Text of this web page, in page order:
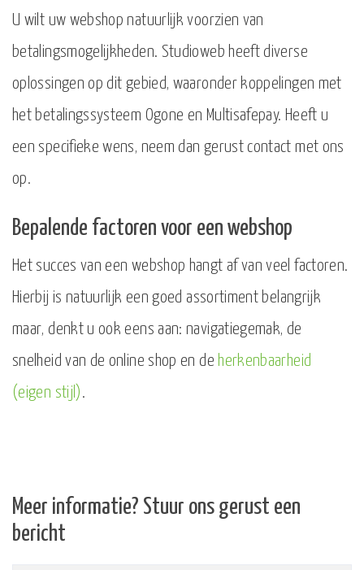
U wilt uw webshop natuurlijk voorzien van
betalingsmogelijkheden. Studioweb heeft diverse
oplossingen op dit gebied, waaronder koppelingen met
het betalingssysteem Ogone en Multisafepay. Heeft u
een specifieke wens, neem dan gerust contact met ons
op.
Bepalende factoren voor een webshop
Het succes van een webshop hangt af van veel factoren.
Hierbij is natuurlijk een goed assortiment belangrijk
maar, denkt u ook eens aan: navigatiegemak, de
snelheid van de online shop en de herkenbaarheid
(eigen stijl) .
Meer informatie? Stuur ons gerust een
bericht